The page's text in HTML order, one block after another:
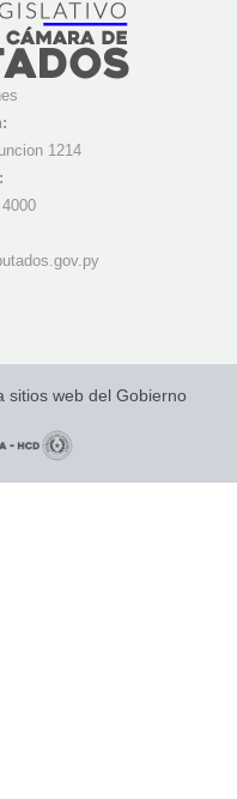
1214
sitios web del Gobierno